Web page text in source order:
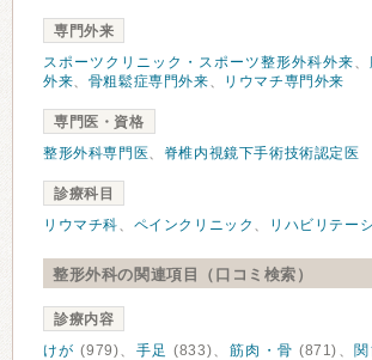
専門外来
スポーツクリニック・スポーツ整形外科外来、
外来、 骨粗鬆症専門外来、 リウマチ専門外来
専門医・資格
整形外科専門医、 脊椎内視鏡下手術技術認定医
診療科目
リウマチ科、 ペインクリニック 、 リハビリテー
整形外科の関連項目（口コミ検索）
診療内容
けが (979)、 手足 (833)、 筋肉・骨 (871)、